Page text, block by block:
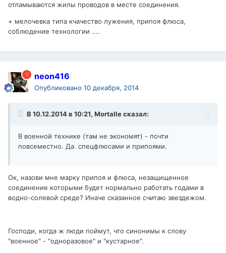
отламываются жилы проводов в месте соединения.
+ мелочевка типа кчачество лужения, припоя флюса,
соблюдение технологии ....
neon416
Опубликовано 10 декабря, 2014
В 10.12.2014 в 10:21, Mortalle сказал:
В военной технике (там не экономят) - почти
повсеместно. Да. спецфлюсами и припоями.
Ок, назови мне марку припоя и флюса, незащищенное
соединение которыми будет нормально работать годами в
водно-солевой среде? Иначе сказанное считаю звездежом.
Господи, когда ж люди поймут, что синонимы к слову
"военное" - "одноразовое" и "кустарное".